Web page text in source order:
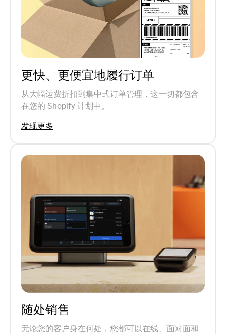
随处销售
无论您的客户身在何处，您都可以在线、面对面和
更快、更便宜地履行订单
从大幅运费折扣到集中式订单管理，这一切都包含
在您的 Shopify 计划中。
发现更多